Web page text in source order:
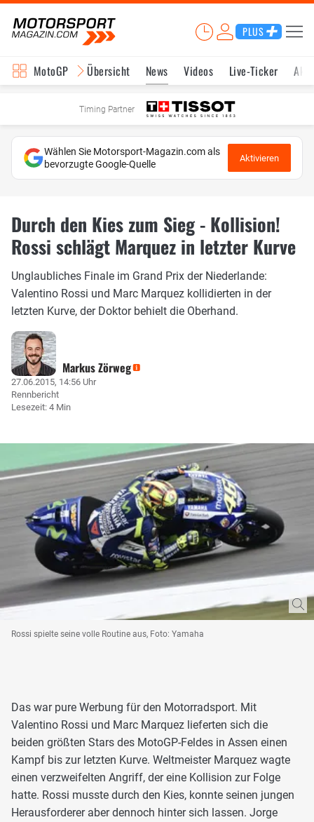
PLUS
MotoGP Übersicht News Videos Live-Ticker
Timing Partner
Wählen Sie Motorsport-Magazin.com als
bevorzugte Google-Quelle
Aktivieren
Durch den Kies zum Sieg - Kollision!
Rossi schlägt Marquez in letzter Kurve
Unglaubliches Finale im Grand Prix der Niederlande:
Valentino Rossi und Marc Marquez kollidierten in der
letzten Kurve, der Doktor behielt die Oberhand.
Markus Zörweg
27.06.2015, 14:56 Uhr
Rennbericht
Lesezeit: 4 Min
Rossi spielte seine volle Routine aus, Foto: Yamaha
Das war pure Werbung für den Motorradsport. Mit
Valentino Rossi und Marc Marquez lieferten sich die
beiden größten Stars des MotoGP-Feldes in Assen einen
Kampf bis zur letzten Kurve. Weltmeister Marquez wagte
einen verzweifelten Angriff, der eine Kollision zur Folge
hatte. Rossi musste durch den Kies, konnte seinen jungen
Herausforderer aber dennoch hinter sich lassen. Jorge